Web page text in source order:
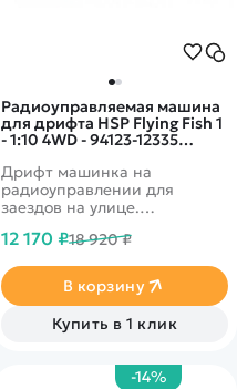
Радиоуправляемая машина
для дрифта HSP Flying Fish 1
- 1:10 4WD - 94123-12335
Дрифт машинка на
радиоуправлении для
заездов на улице.
2000mAh аккумулятор.
колеса. Автомобиль снабжен
полным приводом 4WD и
специальными колесами.
Кузов GTR34
12 170 ₽18 920 ₽
В корзину
Купить в 1 клик
-14%